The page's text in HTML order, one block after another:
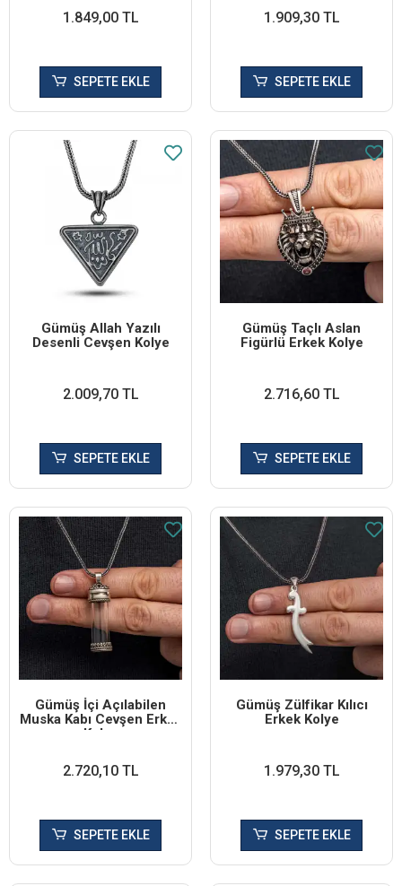
1.849,00 TL
SEPETE EKLE
1.909,30 TL
SEPETE EKLE
Gümüş Allah Yazılı
Desenli Cevşen Kolye
2.009,70 TL
SEPETE EKLE
Gümüş Taçlı Aslan
Figürlü Erkek Kolye
2.716,60 TL
SEPETE EKLE
Gümüş İçi Açılabilen
Muska Kabı Cevşen Erkek
Kolye
2.720,10 TL
SEPETE EKLE
Gümüş Zülfikar Kılıcı
Erkek Kolye
1.979,30 TL
SEPETE EKLE